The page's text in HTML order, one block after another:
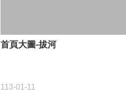
首頁大圖-拔河
113-01-11